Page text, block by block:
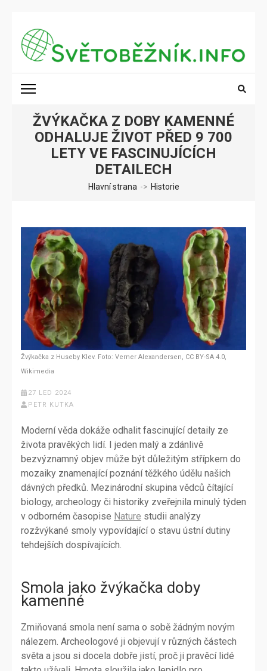
obsah
(stiskněte
Enter)
SVĚTOBĚŽNÍK.INFO
ŽVÝKAČKA Z DOBY KAMENNÉ
ODHALUJE ŽIVOT PŘED 9 700
LETY VE FASCINUJÍCÍCH
DETAILECH
Hlavní strana -> Historie
Žvýkačka z Huseby Klev. Foto: Verner Alexandersen, CC BY-SA 4.0,
Wikimedia
27 LED 2024
PETR KUTKA
Moderní věda dokáže odhalit fascinující detaily ze
života pravěkých lidí. I jeden malý a zdánlivě
bezvýznamný objev může být důležitým střípkem do
mozaiky znamenající poznání těžkého údělu našich
dávných předků. Mezinárodní skupina vědců čítající
biology, archeology či historiky zveřejnila minulý týden
v odborném časopise Nature studii analýzy
rozžvýkané smoly vypovídající o stavu ústní dutiny
tehdejších dospívajících.
Smola jako žvýkačka doby
kamenné
Zmiňovaná smola není sama o sobě žádným novým
nálezem. Archeologové ji objevují v různých částech
světa a jsou si docela dobře jistí, proč ji pravěcí lidé